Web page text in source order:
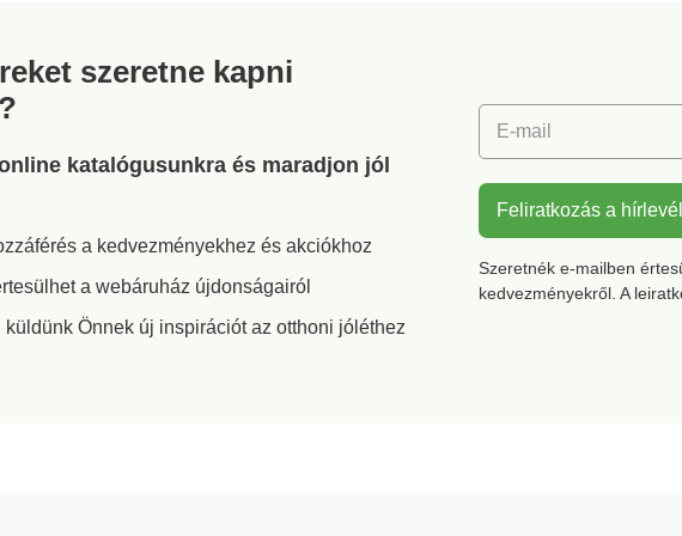
A környezet
érdekében 30 °C-
mosást és levegőn
termék
történő
szeretne kapni
katalógusunkra és maradjon jól
a kedvezményekhez és akciókhoz
a webáruház újdonságairól
küldünk Önnek új inspirációt az otthoni jóléthez
E-mail
Feliratkozás a
Szeretnék e-mailben
kedvezményekről. A